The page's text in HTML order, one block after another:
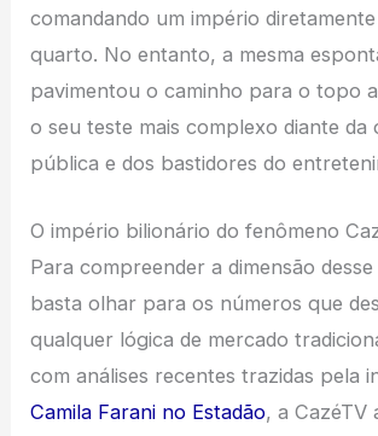
comandando um império
quarto. No entanto, a mesma
pavimentou o caminho para o topo
o seu teste mais complexo diante da
pública e dos bastidores do
O império bilionário do fenômeno
Para compreender a dimensão
basta olhar para os números que
qualquer lógica de mercado
com análises recentes trazidas pela
Camila Farani no Estadão, a CazéTV